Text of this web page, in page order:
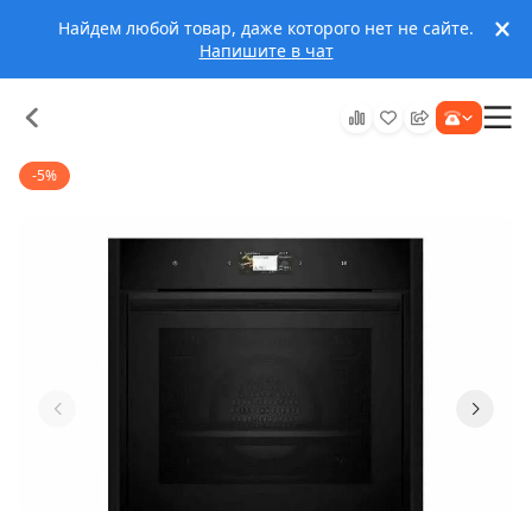
Найдем любой товар, даже которого нет не сайте.
Напишите в чат
-5%